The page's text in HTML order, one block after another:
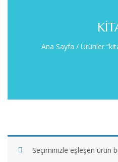
Ana Sayfa / Ürünler
Seçiminizle eşleşen ürün